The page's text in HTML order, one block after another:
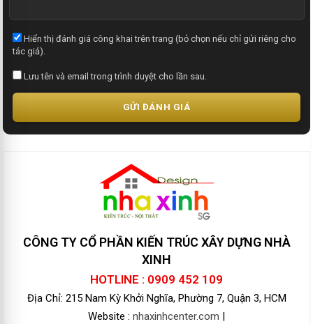
Hiển thị đánh giá công khai trên trang (bỏ chọn nếu chỉ gửi riêng cho
tác giả).
Lưu tên và email trong trình duyệt cho lần sau.
GỬI ĐÁNH GIÁ
CÔNG TY CỔ PHẦN KIẾN TRÚC XÂY DỰNG NHÀ
XINH
HOTLINE : 0909 452 109
Địa Chỉ: 215 Nam Kỳ Khởi Nghĩa, Phường 7, Quận 3, HCM
Website : nhaxinhcenter.com |